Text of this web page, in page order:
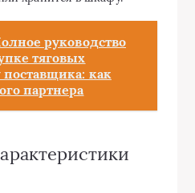
руководство
тяговых
как
партнера